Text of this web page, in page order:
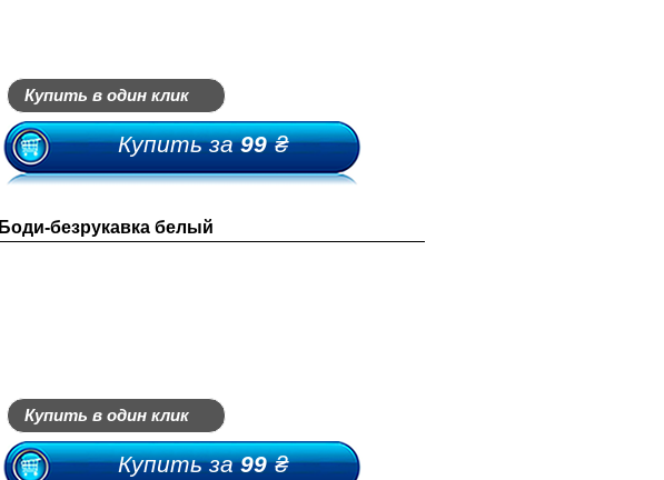
Купить за99₴
Купить в один клик
Боди-безрукавка белый
Купить за99₴
Купить в один клик